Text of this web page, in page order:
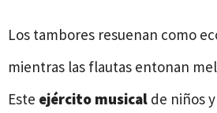
Los tambores resuenan como
mientras las flautas entonan
Este ejército musical de niños